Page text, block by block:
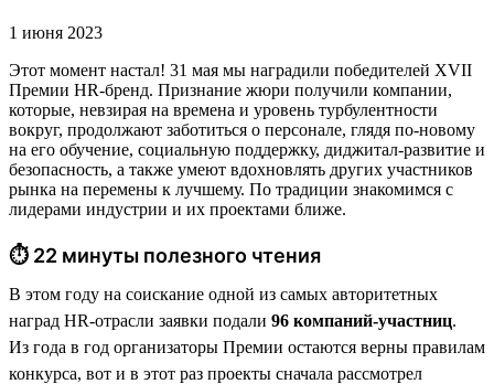
1 июня 2023
Этот момент настал! 31 мая мы наградили победителей XVII
Премии HR-бренд. Признание жюри получили компании,
которые, невзирая на времена и уровень турбулентности
вокруг, продолжают заботиться о персонале, глядя по-новому
на его обучение, социальную поддержку, диджитал-развитие и
безопасность, а также умеют вдохновлять других участников
рынка на перемены к лучшему. По традиции знакомимся с
лидерами индустрии и их проектами ближе.
⏱ 22 минуты полезного чтения
В этом году на соискание одной из самых авторитетных
наград HR-отрасли заявки подали 96 компаний-участниц.
Из года в год организаторы Премии остаются верны правилам
конкурса, вот и в этот раз проекты сначала рассмотрел